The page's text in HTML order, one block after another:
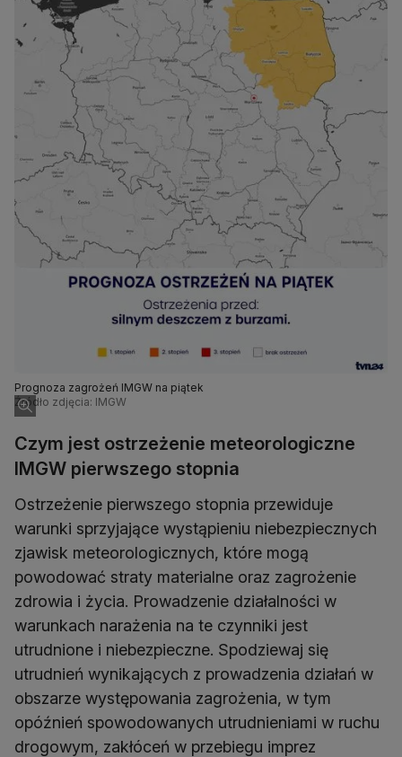
Prognoza zagrożeń IMGW na piątek
Źródło zdjęcia: IMGW
Czym jest ostrzeżenie meteorologiczne
IMGW pierwszego stopnia
Ostrzeżenie pierwszego stopnia przewiduje
warunki sprzyjające wystąpieniu niebezpiecznych
zjawisk meteorologicznych, które mogą
powodować straty materialne oraz zagrożenie
zdrowia i życia. Prowadzenie działalności w
warunkach narażenia na te czynniki jest
utrudnione i niebezpieczne. Spodziewaj się
utrudnień wynikających z prowadzenia działań w
obszarze występowania zagrożenia, w tym
opóźnień spowodowanych utrudnieniami w ruchu
drogowym, zakłóceń w przebiegu imprez